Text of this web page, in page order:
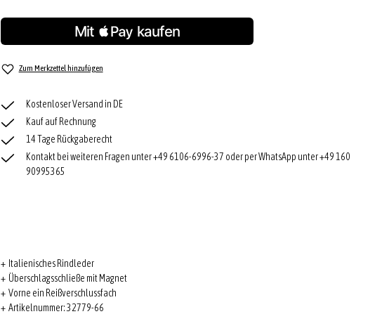
Zum Merkzettel hinzufügen
Kostenloser Versand in DE
Kauf auf Rechnung
14 Tage Rückgaberecht
Kontakt bei weiteren Fragen unter +49 6106-6996-37 oder per WhatsApp unter +49 160
90995365
+ Italienisches Rindleder
+ Überschlagsschließe mit Magnet
+ Vorne ein Reißverschlussfach
+ Artikelnummer: 32779-66